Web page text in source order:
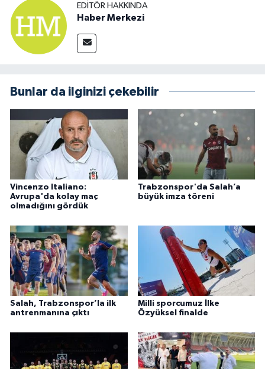
EDITÖR HAKKINDA
Haber Merkezi
Bunlar da ilginizi çekebilir
Vincenzo Italiano:
Avrupa'da kolay maç
olmadığını gördük
Trabzonspor'da Salah’a
büyük imza töreni
Salah, Trabzonspor’la ilk
antrenmanına çıktı
Milli sporcumuz İlke
Özyüksel finalde